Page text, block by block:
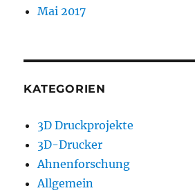
Mai 2017
KATEGORIEN
3D Druckprojekte
3D-Drucker
Ahnenforschung
Allgemein